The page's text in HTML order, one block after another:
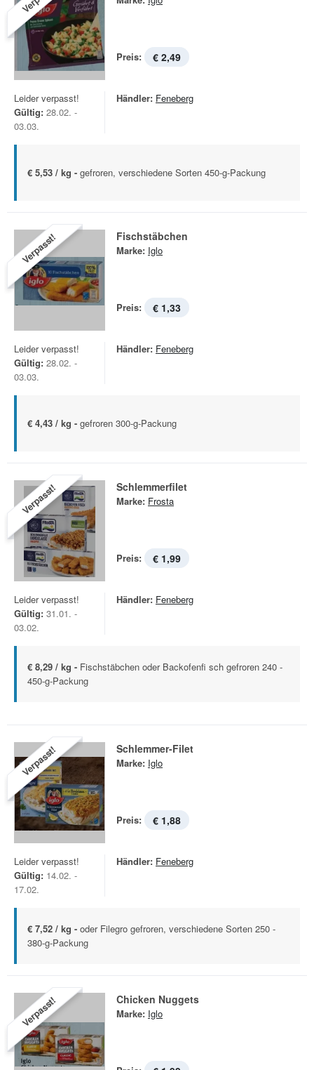
Preis: € 2,49
Leider verpasst!
Gültig: 28.02. -
03.03.
Händler: Feneberg
€ 5,53 / kg - gefroren, verschiedene Sorten 450-g-Packung
Verpasst! Fischstäbchen
Marke: Iglo
Preis: € 1,33
Leider verpasst!
Gültig: 28.02. -
03.03.
Händler: Feneberg
€ 4,43 / kg - gefroren 300-g-Packung
Verpasst! Schlemmerfilet
Marke: Frosta
Preis: € 1,99
Leider verpasst!
Gültig: 31.01. -
03.02.
Händler: Feneberg
€ 8,29 / kg - Fischstäbchen oder Backofenfi sch gefroren 240 -
450-g-Packung
Verpasst! Schlemmer-Filet
Marke: Iglo
Preis: € 1,88
Leider verpasst!
Gültig: 14.02. -
17.02.
Händler: Feneberg
€ 7,52 / kg - oder Filegro gefroren, verschiedene Sorten 250 -
380-g-Packung
Verpasst! Chicken Nuggets
Marke: Iglo